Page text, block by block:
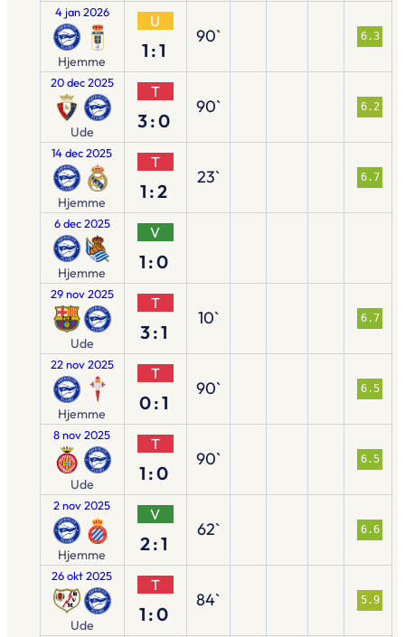
4 jan 2026
Hjemme
U
1:1
90` 6.3
20 dec 2025
Ude
T
3:0
90` 6.2
14 dec 2025
Hjemme
T
1:2
23` 6.7
6 dec 2025
Hjemme
V
1:0
29 nov 2025
Ude
T
3:1
10` 6.7
22 nov 2025
Hjemme
T
0:1
90` 6.5
8 nov 2025
Ude
T
1:0
90` 6.5
2 nov 2025
Hjemme
V
2:1
62` 6.6
26 okt 2025
Ude
T
1:0
84` 5.9